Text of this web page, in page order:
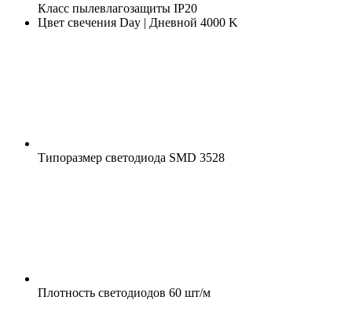
Класс пылевлагозащиты IP20
Цвет свечения Day | Дневной 4000 K
Типоразмер светодиода SMD 3528
Плотность светодиодов 60 шт/м